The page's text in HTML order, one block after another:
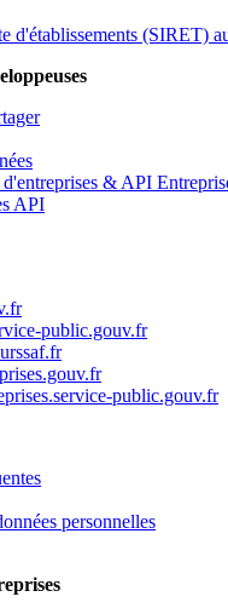
d'établissements (SIRET)
& API
API
public.gouv.fr
public.gouv.fr
personnelles